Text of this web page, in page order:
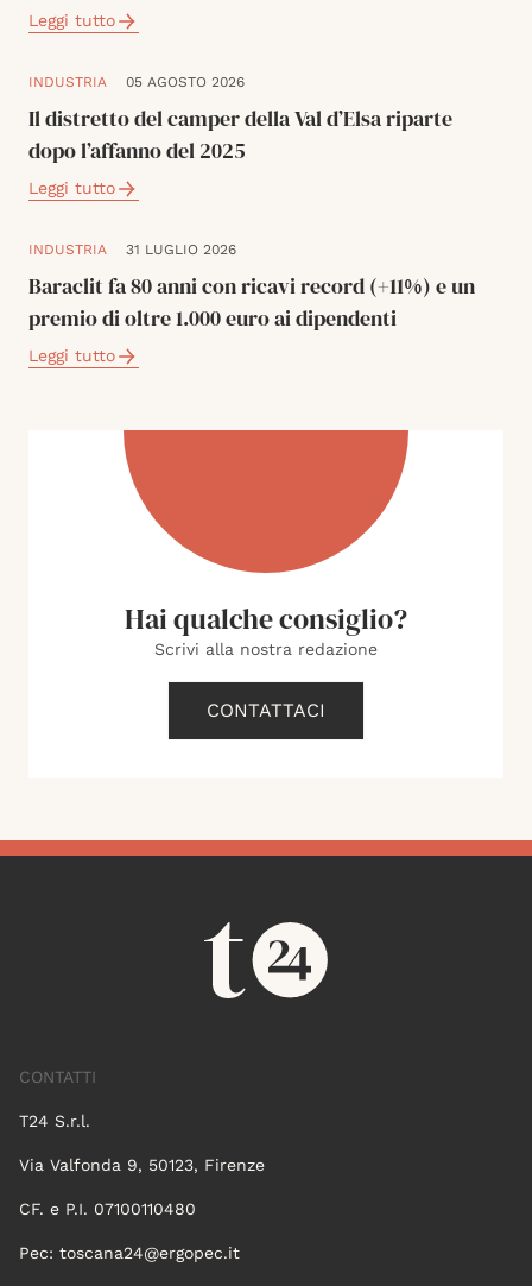
Leggi tutto
INDUSTRIA 05 AGOSTO 2026
Il distretto del camper della Val d’Elsa riparte
dopo l’affanno del 2025
Leggi tutto
INDUSTRIA 31 LUGLIO 2026
Baraclit fa 80 anni con ricavi record (+11%) e un
premio di oltre 1.000 euro ai dipendenti
Leggi tutto
Hai qualche consiglio?
Scrivi alla nostra redazione
CONTATTACI
CONTATTI
T24 S.r.l.
Via Valfonda 9, 50123, Firenze
CF. e P.I. 07100110480
Pec: toscana24@ergopec.it